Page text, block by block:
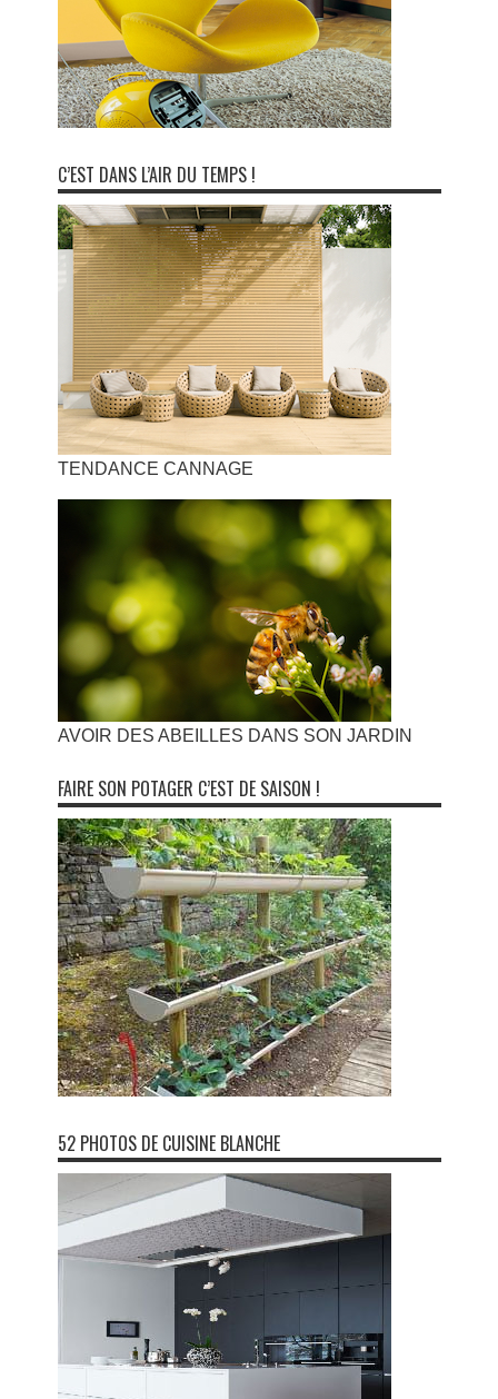
C’EST DANS L’AIR DU TEMPS !
TENDANCE CANNAGE
AVOIR DES ABEILLES DANS SON JARDIN
FAIRE SON POTAGER C’EST DE SAISON !
52 PHOTOS DE CUISINE BLANCHE